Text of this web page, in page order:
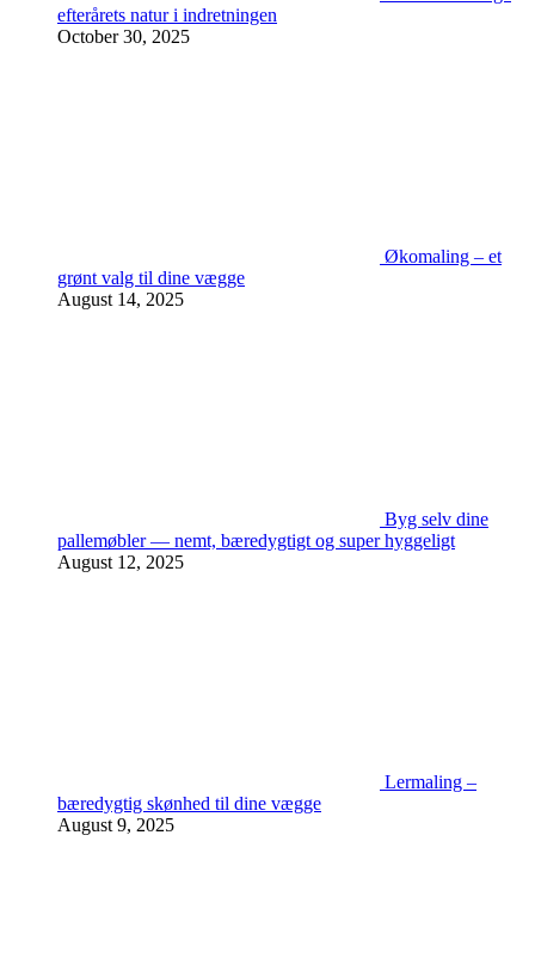
efterårets natur i indretningen
October 30, 2025
Økomaling – et
grønt valg til dine vægge
August 14, 2025
Byg selv dine
pallemøbler — nemt, bæredygtigt og super hyggeligt
August 12, 2025
Lermaling –
bæredygtig skønhed til dine vægge
August 9, 2025